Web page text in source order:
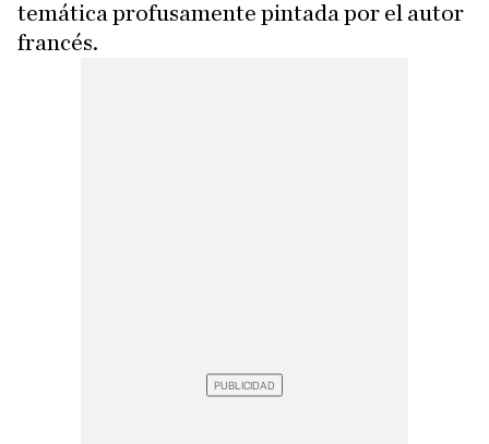
temática profusamente pintada por el autor
francés.